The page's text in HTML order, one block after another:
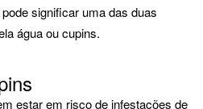
significar uma das duas
água ou cupins.
estar em risco de infestações de